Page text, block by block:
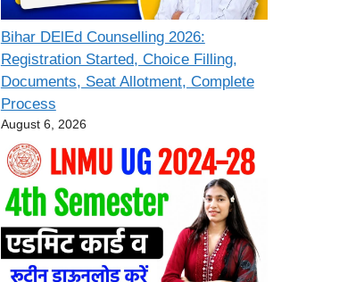
Bihar DElEd Counselling 2026:
Registration Started, Choice Filling,
Documents, Seat Allotment, Complete
Process
August 6, 2026